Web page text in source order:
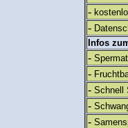
-
-
Infos
-
-
- Schnell
-
-